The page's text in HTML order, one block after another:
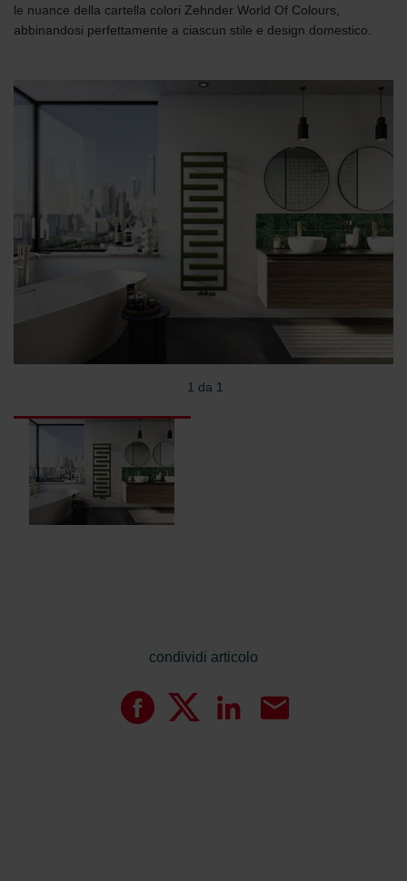
le nuance della cartella colori Zehnder World Of Colours,
abbinandosi perfettamente a ciascun stile e design domestico.
1 da 1
condividi articolo